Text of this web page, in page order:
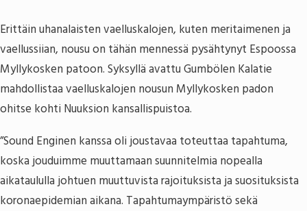
Erittäin uhanalaisten vaelluskalojen, kuten meritaimenen ja
vaellussiian, nousu on tähän mennessä pysähtynyt Espoossa
Myllykosken patoon. Syksyllä avattu Gumbölen Kalatie
mahdollistaa vaelluskalojen nousun Myllykosken padon
ohitse kohti Nuuksion kansallispuistoa.
”Sound Enginen kanssa oli joustavaa toteuttaa tapahtuma,
koska jouduimme muuttamaan suunnitelmia nopealla
aikataululla johtuen muuttuvista rajoituksista ja suosituksista
koronaepidemian aikana. Tapahtumaympäristö sekä